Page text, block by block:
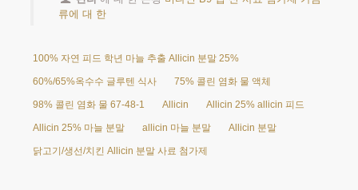
류에 대 한
100% 자연 피드 학년 마늘 추출 Allicin 분말 25%
60%/65%옥수수 글루텐 식사 75% 콜린 염화 물 액체
98% 콜린 염화 물 67-48-1 Allicin Allicin 25% allicin 피드
Allicin 25% 마늘 분말 allicin 마늘 분말 Allicin 분말
닭고기/생선/치킨 Allicin 분말 사료 첨가제